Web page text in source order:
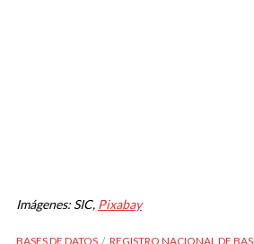
Imágenes: SIC, Pixabay
BASES DE DATOS REGISTRO NACIONAL DE